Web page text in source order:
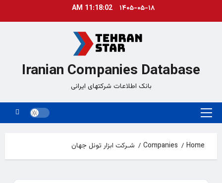
۱۴۰۵-۰۵-۱۸ 11:18:02 AM
Iranian Companies Database
بانک اطلاعات شرکتهای ایرانی
Primary
Home
Companies شـرکت ابزار تونل جهان